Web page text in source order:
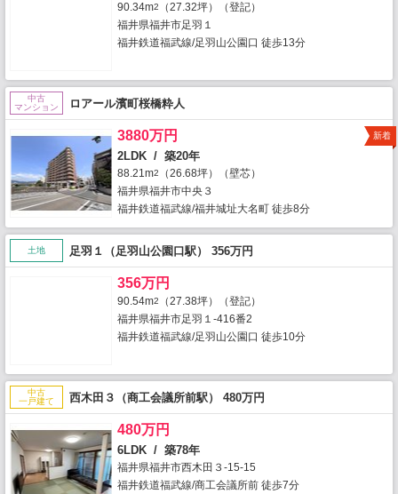
90.34m2
（27.32坪）（登記）
福井県福井市足羽１
福井鉄道福武線/足羽山公園口 徒歩13分
中古
マンション
ロアール濱町桜橋粋人
3880万円
2LDK / 築20年
88.21m2
（26.68坪）（壁芯）
福井県福井市中央３
福井鉄道福武線/福井城址大名町 徒歩8分
新着
土地 足羽１（足羽山公園口駅） 356万円
356万円
90.54m2
（27.38坪）（登記）
福井県福井市足羽１-416番2
福井鉄道福武線/足羽山公園口 徒歩10分
中古
一戸建て
西木田３（商工会議所前駅） 480万円
480万円
6LDK / 築78年
福井県福井市西木田３-15-15
福井鉄道福武線/商工会議所前 徒歩7分